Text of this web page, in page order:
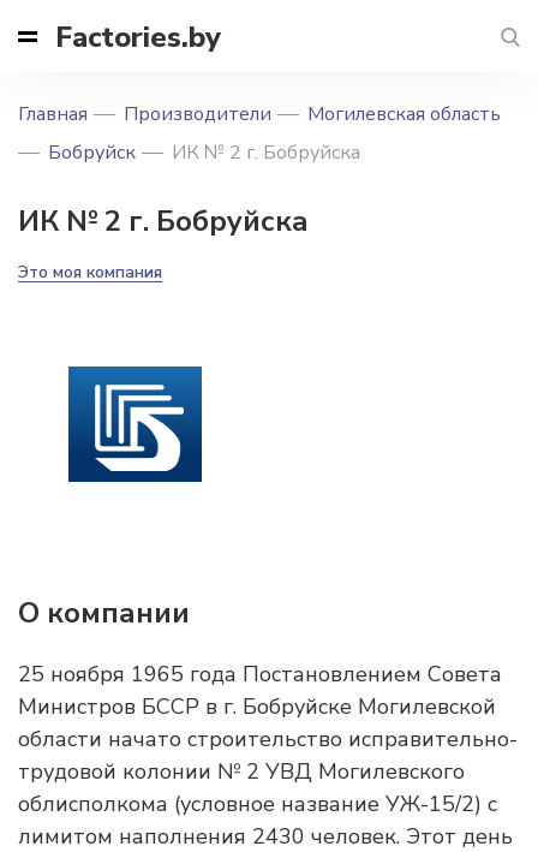
Factories.by
Главная Производители
Могилевская область
Бобруйск
ИК № 2 г. Бобруйска
ИК № 2 г. Бобруйска
Это моя компания
О компании
25 ноября 1965 года Постановлением Совета
Министров БССР в г. Бобруйске Могилевской
области начато строительство исправительно-
трудовой колонии № 2 УВД Могилевского
облисполкома (условное название УЖ-15/2) с
лимитом наполнения 2430 человек. Этот день